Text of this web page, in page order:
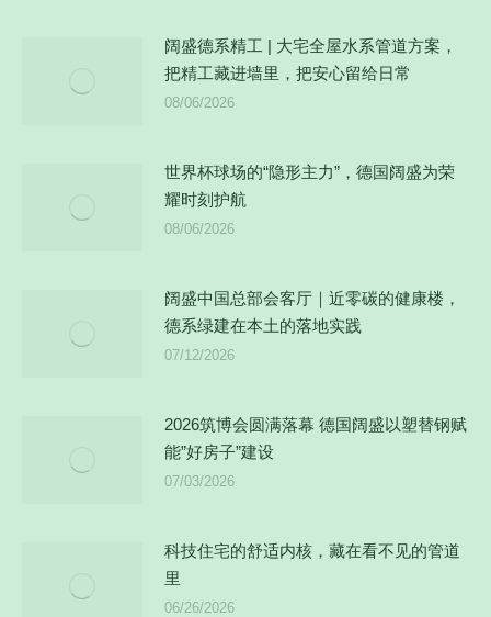
阔盛德系精工 | 大宅全屋水系管道方案，
把精工藏进墙里，把安心留给日常
08/06/2026
世界杯球场的“隐形主力”，德国阔盛为荣
耀时刻护航
08/06/2026
阔盛中国总部会客厅｜近零碳的健康楼，
德系绿建在本土的落地实践
07/12/2026
2026筑博会圆满落幕 德国阔盛以塑替钢赋
能”好房子”建设
07/03/2026
科技住宅的舒适内核，藏在看不见的管道
里
06/26/2026